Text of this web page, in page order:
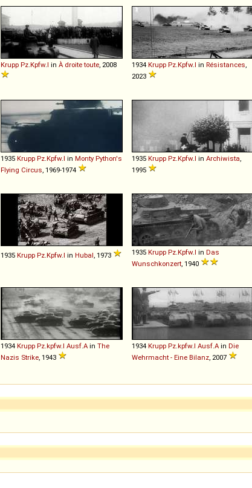
Krupp Pz Kpfw.I in À droite toute , 2008 1934 Krupp Pz Kpfw.I in Résistances
2023
1935 Krupp Pz Kpfw.I in Monty Python's
Flying Circus , 1969-1974
1935 Krupp Pz Kpfw.I in Archiwista
1995
1935 Krupp Pz Kpfw.I in Hubal , 1973 1935 Krupp Pz Kpfw.I in Das
Wunschkonzert , 1940
1934 Krupp Pz kpfw.I Ausf A in The
Nazis Strike , 1943
1934 Krupp Pz kpfw.I Ausf A in Die
Wehrmacht - Eine Bilanz , 2007